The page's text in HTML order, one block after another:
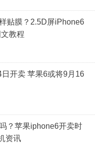
贴膜？2.5D屏iPhone6
教程
开卖 苹果6或将9月16
？苹果iphone6开卖时
资讯